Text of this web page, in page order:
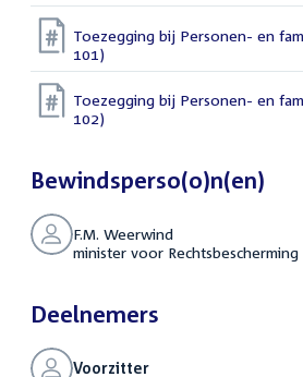
Toezegging bij Personen- en
101)
Toezegging bij Personen- en
102)
Bewindsperso(o)n(en)
F.M. Weerwind
minister voor Rechtsbescherming
Deelnemers
Voorzitter